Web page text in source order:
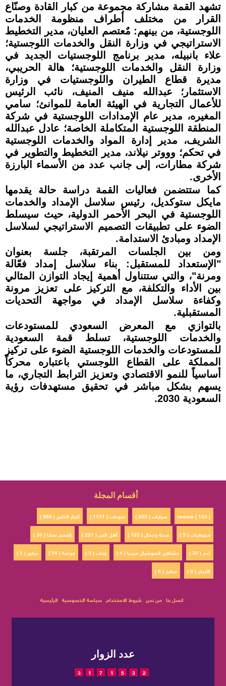
تشهد القمة مشاركة مجموعة من كبار القادة وصنّاع
القرار من مختلف أطراف منظومة الخدمات
اللوجستية، من بينهم: مٌعتصم العليان، مدير التخطيط
الاستراتيجي في وزارة النقل والخدمات اللوجستية؛
علاء بانبيله، مدير برنامج اللوجستيات الجديد في
وزارة النقل والخدمات اللوجستية؛ هالة الحريبي،
مديرة قطاع الطيران واللوجستيات في وزارة
الاستثمار؛ عبدالله منيف المنيف، نائب الرئيس
للأعمال التجارية في الهيئة العامة للموانئ؛ سامي
المغيره، مدير عام الإمدادات اللوجستية في شركة
المنطقة اللوجستية المتكاملة الخاصة؛ عادل عبدالله
الشريف، مدير إدارة المواد والخدمات اللوجستية
في تحكم؛ وووتر نيلاند، مدير التخطيط والتطوير في
شركة مطارات، إلى جانب عدد من الأسماء البارزة
الأخرى.
كما ستتضمن فعاليات القمة دراسة حالة يقدمها
مايكل ستوكديل، رئيس سلاسل الإمداد والخدمات
اللوجستية في البحر الأحمر الدولية، حيث سيسلط
الضوء على تطبيقات التصميم الاستراتيجي لسلاسل
الإمداد ومبادئ الاستدامة.
ومن بين الجلسات المرتقبة، جلسة بعنوان
"الإستعداد للمستقبل: بناء سلاسل إمداد فعّالة
ومرنة"، والتي ستتناول أهمية إيجاد التوازن المثالي
بين الأداء والتكلفة، مع التركيز على تعزيز مرونة
وكفاءة سلاسل الإمداد في مواجهة التحديات
المستقبلية.
بالتوازي مع المعرض السعودي للمستودعات
والخدمات اللوجستية، تسلط قمة السعودية
للمستودعات والخدمات اللوجستية الضوء على تركيز
المملكة على القطاع اللوجستي باعتباره محركاً
أساسياً للنمو الاقتصادي وتعزيز الترابط التجاري، ما
يسهم بشكل مباشر في تحقيق مستهدفات رؤية
السعودية 2030.
أقسام المجلة
أخبار الخليج ( 868 ) منوعات ( 1151 ) سيارات ( 203 )
review ( 103 )
إتفسح معانا ( 26 )
أهل الفن ( 221 ) صحة وجمال ( 123 )
مجوهرات ( 5 )
ديكور ( 5 )
موضة ( 54 ) زفاف ( 3 ) مشاهير السوشيال ميديا ( 4 )
ادم ( 30 )
مطبخ ( 6 )
الأبراج ( 0 )
الرئيسية سياسة الخصوصية شروط الاستخدام من نحن اتصل بنا
عدد الزوار
3 1 7 1 5 3 2